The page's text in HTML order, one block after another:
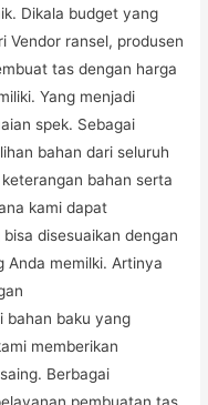
Dikala budget yang
Vendor ransel, produsen
tas dengan harga
Yang menjadi
spek. Sebagai
bahan dari seluruh
bahan serta
kami dapat
disesuaikan dengan
Anda memilki. Artinya
bahan baku yang
memberikan
Berbagai